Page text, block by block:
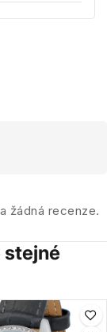
žádná recenze.
stejné